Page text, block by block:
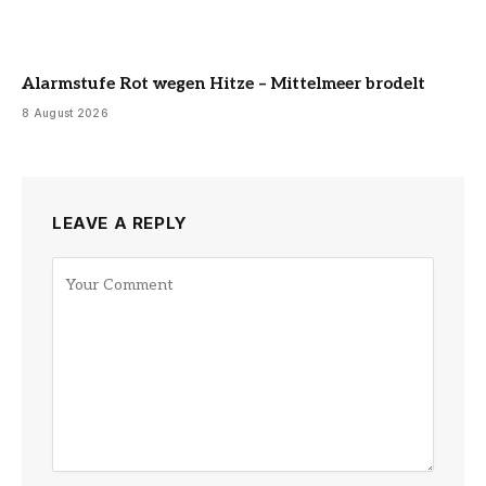
Alarmstufe Rot wegen Hitze – Mittelmeer brodelt
8 August 2026
LEAVE A REPLY